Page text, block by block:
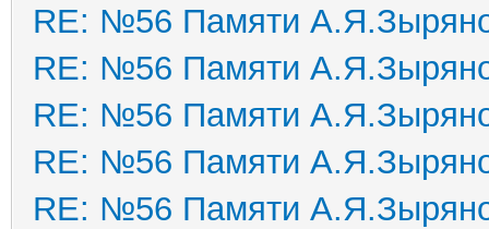
RE: №56 Памяти
RE: №56 Памяти
RE: №56 Памяти
RE: №56 Памяти
RE: №56 Памяти